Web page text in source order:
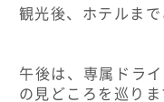
観光後、ホテルま
午後は、専属ドラ
の見どころを巡りま